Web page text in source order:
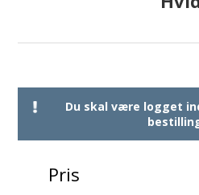
Du skal være logget
Pris